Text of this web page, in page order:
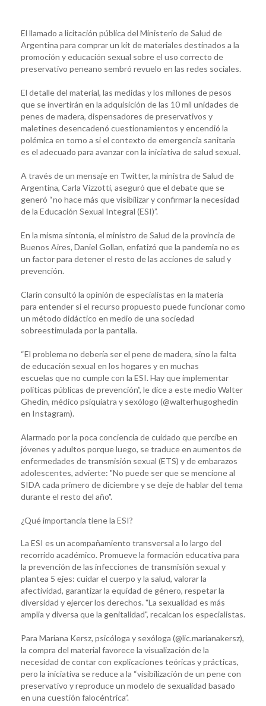
El llamado a licitación pública del Ministerio de Salud de
Argentina para comprar un kit de materiales destinados a la
promoción y educación sexual sobre el uso correcto de
preservativo peneano sembró revuelo en las redes sociales.
El detalle del material, las medidas y los millones de pesos
que se invertirán en la adquisición de las 10 mil unidades de
penes de madera, dispensadores de preservativos y
maletines desencadenó cuestionamientos y encendió la
polémica en torno a si el contexto de emergencia sanitaria
es el adecuado para avanzar con la iniciativa de salud sexual.
A través de un mensaje en Twitter, la ministra de Salud de
Argentina, Carla Vizzotti, aseguró que el debate que se
generó “no hace más que visibilizar y confirmar la necesidad
de la Educación Sexual Integral (ESI)”.
En la misma sintonía, el ministro de Salud de la provincia de
Buenos Aires, Daniel Gollan, enfatizó que la pandemia no es
un factor para detener el resto de las acciones de salud y
prevención.
Clarín consultó la opinión de especialistas en la materia
para entender si el recurso propuesto puede funcionar como
un método didáctico en medio de una sociedad
sobreestimulada por la pantalla.
“El problema no debería ser el pene de madera, sino la falta
de educación sexual en los hogares y en muchas
escuelas que no cumple con la ESI. Hay que implementar
políticas públicas de prevención”, le dice a este medio Walter
Ghedin, médico psiquiatra y sexólogo (@walterhugoghedin
en Instagram).
Alarmado por la poca conciencia de cuidado que percibe en
jóvenes y adultos porque luego, se traduce en aumentos de
enfermedades de transmisión sexual (ETS) y de embarazos
adolescentes, advierte: "No puede ser que se mencione al
SIDA cada primero de diciembre y se deje de hablar del tema
durante el resto del año".
¿Qué importancia tiene la ESI?
La ESI es un acompañamiento transversal a lo largo del
recorrido académico. Promueve la formación educativa para
la prevención de las infecciones de transmisión sexual y
plantea 5 ejes: cuidar el cuerpo y la salud, valorar la
afectividad, garantizar la equidad de género, respetar la
diversidad y ejercer los derechos. "La sexualidad es más
amplia y diversa que la genitalidad", recalcan los especialistas.
Para Mariana Kersz, psicóloga y sexóloga (@lic.marianakersz),
la compra del material favorece la visualización de la
necesidad de contar con explicaciones teóricas y prácticas,
pero la iniciativa se reduce a la “visibilización de un pene con
preservativo y reproduce un modelo de sexualidad basado
en una cuestión falocéntrica”.